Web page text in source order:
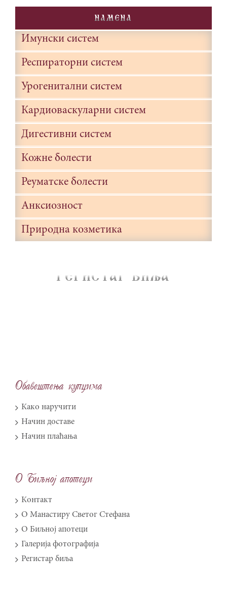
NAMENA
Имунски систем
Респираторни систем
Урогенитални систем
Кардиоваскуларни систем
Дигестивни систем
Кожне болести
Реуматске болести
Анксиозност
Природна козметика
REGISTAR BIQA
Obave{tewa kupcima
Како наручити
Начин доставе
Начин плаћања
O Biqnoj apoteci
Контакт
О Манастиру Светог Стефана
О Биљној апотеци
Галерија фотографија
Регистар биља